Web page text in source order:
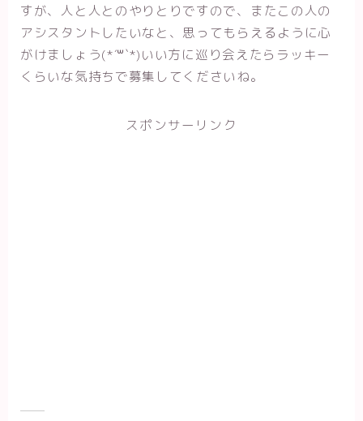
すが、人と人とのやりとりですので、またこの人の
アシスタントしたいなと、思ってもらえるように心
がけましょう(*´꒳`*)いい方に巡り会えたらラッキー
くらいな気持ちで募集してくださいね。
スポンサーリンク